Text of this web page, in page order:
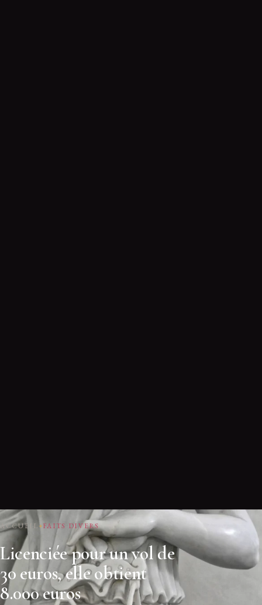
ACCUEIL FAITS DIVERS
Licenciée pour un vol de
30 euros, elle obtient
8.000 euros